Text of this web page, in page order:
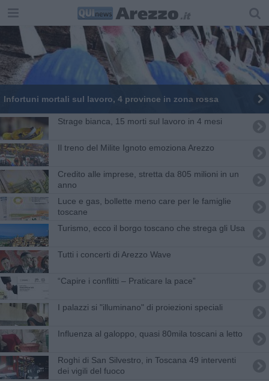
Infortuni mortali sul lavoro, 4 province in zona rossa
Strage bianca, 15 morti sul lavoro in 4 mesi
Il treno del Milite Ignoto emoziona Arezzo
Credito alle imprese, stretta da 805 milioni in un
anno
Luce e gas, bollette meno care per le famiglie
toscane
Turismo, ecco il borgo toscano che strega gli Usa
Tutti i concerti di Arezzo Wave
“Capire i conflitti – Praticare la pace”
I palazzi si "illuminano" di proiezioni speciali
Influenza al galoppo, quasi 80mila toscani a letto
Roghi di San Silvestro, in Toscana 49 interventi
dei vigili del fuoco